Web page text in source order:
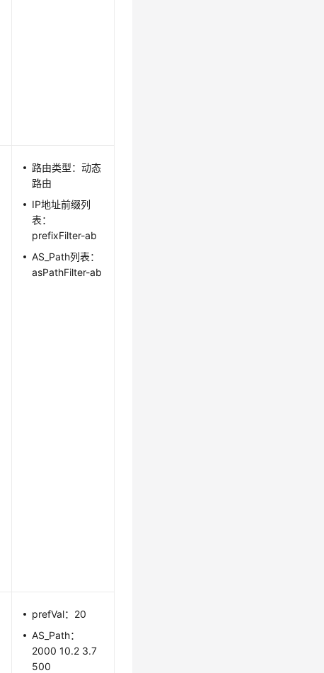
路由类型：动态
路由
IP地址前缀列
表：
prefixFilter-ab
AS_Path列表：
asPathFilter-ab
prefVal：20
AS_Path：
2000 10.2 3.7
500